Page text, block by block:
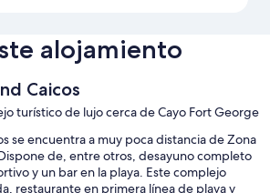
alojamiento
Caicos
turístico de lujo cerca de Cayo Fort George
se encuentra a muy poca distancia de Zona
de, entre otros, desayuno completo
y un bar en la playa. Este complejo
restaurante en primera línea de playa y